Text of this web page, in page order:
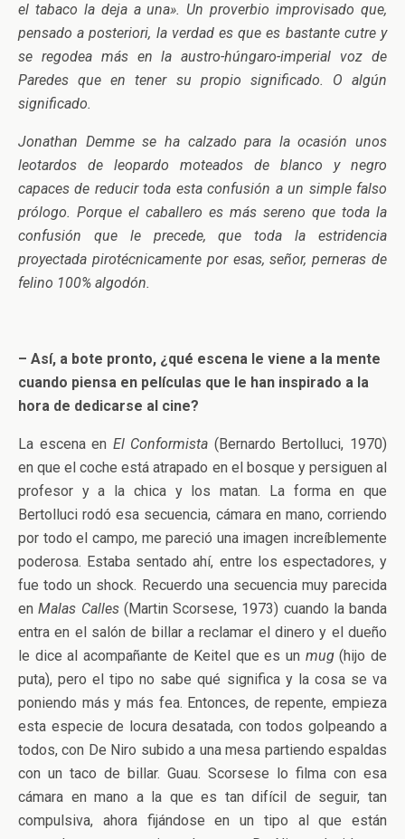
el tabaco la deja a una». Un proverbio improvisado que,
pensado a posteriori, la verdad es que es bastante cutre y
se regodea más en la austro-húngaro-imperial voz de
Paredes que en tener su propio significado. O algún
significado.
Jonathan Demme se ha calzado para la ocasión unos
leotardos de leopardo moteados de blanco y negro
capaces de reducir toda esta confusión a un simple falso
prólogo. Porque el caballero es más sereno que toda la
confusión que le precede, que toda la estridencia
proyectada pirotécnicamente por esas, señor, perneras de
felino 100% algodón.
– Así, a bote pronto, ¿qué escena le viene a la mente
cuando piensa en películas que le han inspirado a la
hora de dedicarse al cine?
La escena en El Conformista (Bernardo Bertolluci, 1970)
en que el coche está atrapado en el bosque y persiguen al
profesor y a la chica y los matan. La forma en que
Bertolluci rodó esa secuencia, cámara en mano, corriendo
por todo el campo, me pareció una imagen increíblemente
poderosa. Estaba sentado ahí, entre los espectadores, y
fue todo un shock. Recuerdo una secuencia muy parecida
enMalas Calles(Martin Scorsese, 1973) cuando la banda
entra en el salón de billar a reclamar el dinero y el dueño
le dice al acompañante de Keitel que es un mug(hijo de
puta), pero el tipo no sabe qué significa y la cosa se va
poniendo más y más fea. Entonces, de repente, empieza
esta especie de locura desatada, con todos golpeando a
todos, con De Niro subido a una mesa partiendo espaldas
con un taco de billar. Guau. Scorsese lo filma con esa
cámara en mano a la que es tan difícil de seguir, tan
compulsiva, ahora fijándose en un tipo al que están